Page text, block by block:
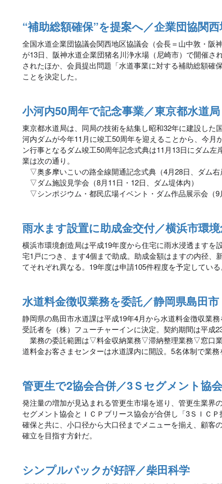
“補助総額確保”を提案へ／企業団協関
全国水道企業団協議会関西地区協議会（会長＝山中敦・阪
が13日、阪神水道企業団猪名川浄水場（尼崎市）で開催さ
されたほか、会員提出問題「水道事業に対する補助総額確
ことを決定した。
小河内50周年で記念事業／東京都水道局
東京都水道局は、同局の技術を結集し昭和32年に建設した
河内ダムが今年11月に竣工50周年を迎えることから、今月
ン行事となるダム竣工50周年記念式典は11月13日にダム
業は次の通り。
▽奥多摩いこいの路全線開通記念式典（4月28日、ダム右
▽ダム施設見学会（8月11日・12日、ダム堤体内）
▽シンポジウム・都民広場イベント・ダム作品展示会（9
雨水ます設置に助成金交付／横浜市環
横浜市環境創造局は平成19年度から住宅に雨水浸透ますを
宅1戸につき、ます4個まで助成。助成金額はますの内径、
てそれぞれ異なる。19年度は申請105件程度を予定してい
水道料金徴収業務を委託／静岡県島田市
静岡県の島田市水道課は平成19年4月から水道料金徴収業
受託者を（株）フューチャーインに決定。契約期間は平成
業務の委託範囲は▽料金収納業務▽滞納整理業務▽窓口
道料金お客さまセンターは水道課内に開設。5名体制で業務
管更生で2協会合併／3Ｓセグメント協
発注量の増加が見込まれる管更生市場を巡り、管更生業界
セグメント協会とＩＣＰブリース協会が合併し「3ＳＩＣ
確保と共に、小口径から大口径までメニューを揃え、顧客
確立を目指す方針だ。
シンプルパックが好評／柴田科学